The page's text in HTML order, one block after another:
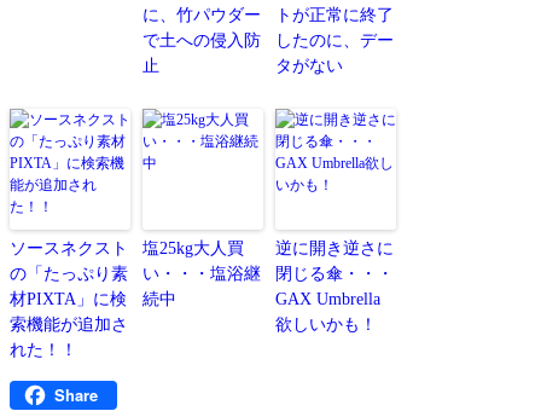
に、竹パウダー
で土への侵入防
止
トが正常に終了
したのに、デー
タがない
ソースネクスト
の「たっぷり素
材PIXTA」に検
索機能が追加さ
れた！！
塩25kg大人買
い・・・塩浴継
続中
逆に開き逆さに
閉じる傘・・・
GAX Umbrella
欲しいかも！
Share